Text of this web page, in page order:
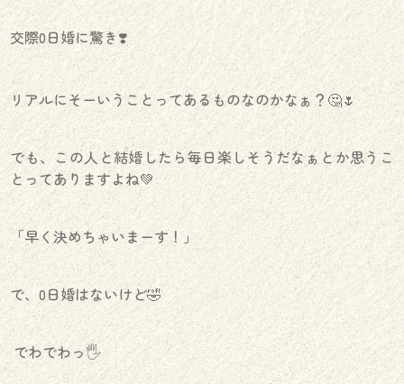
交際0日婚に驚き❣️
リアルにそーいうことってあるものなのかなぁ？🤔🌷
でも、この人と結婚したら毎日楽しそうだなぁとか思うこ
とってありますよね💚
「早く決めちゃいまーす！」
で、0日婚はないけど🤣
でわでわっ🖐